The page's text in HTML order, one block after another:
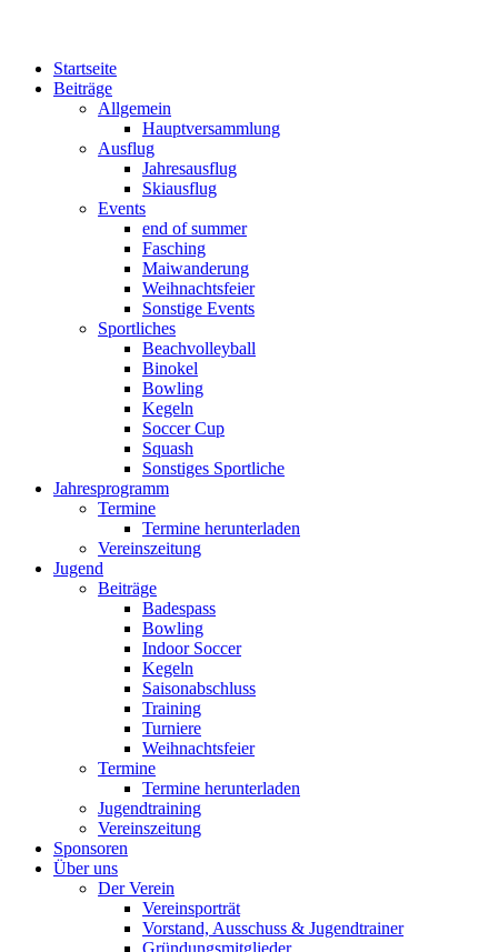
Startseite
Beiträge
Allgemein
Hauptversammlung
Ausflug
Jahresausflug
Skiausflug
Events
end of summer
Fasching
Maiwanderung
Weihnachtsfeier
Sonstige Events
Sportliches
Beachvolleyball
Binokel
Bowling
Kegeln
Soccer Cup
Squash
Sonstiges Sportliche
Jahresprogramm
Termine
Termine herunterladen
Vereinszeitung
Jugend
Beiträge
Badespass
Bowling
Indoor Soccer
Kegeln
Saisonabschluss
Training
Turniere
Weihnachtsfeier
Termine
Termine herunterladen
Jugendtraining
Vereinszeitung
Sponsoren
Über uns
Der Verein
Vereinsporträt
Vorstand, Ausschuss & Jugendtrainer
Gründungsmitglieder